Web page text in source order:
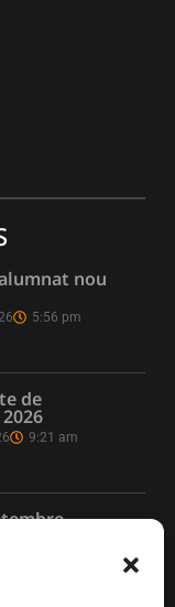
nou
5:56 pm
de
9:21 am